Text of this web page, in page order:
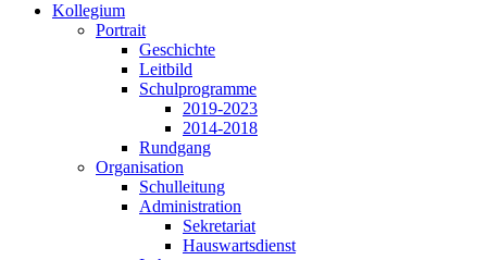
Kollegium
Portrait
Geschichte
Leitbild
Schulprogramme
2019-2023
2014-2018
Rundgang
Organisation
Schulleitung
Administration
Sekretariat
Hauswartsdienst